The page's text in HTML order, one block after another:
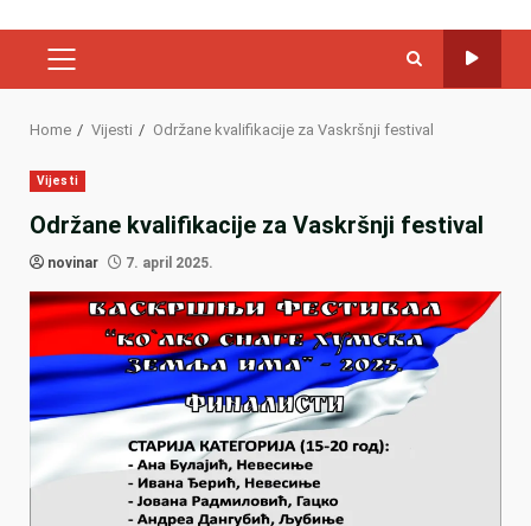
PRIMARY
Home Vijesti Održane kvalifikacije za Vaskršnji festival
Vijesti
Održane kvalifikacije za Vaskršnji festival
novinar 7. april 2025.